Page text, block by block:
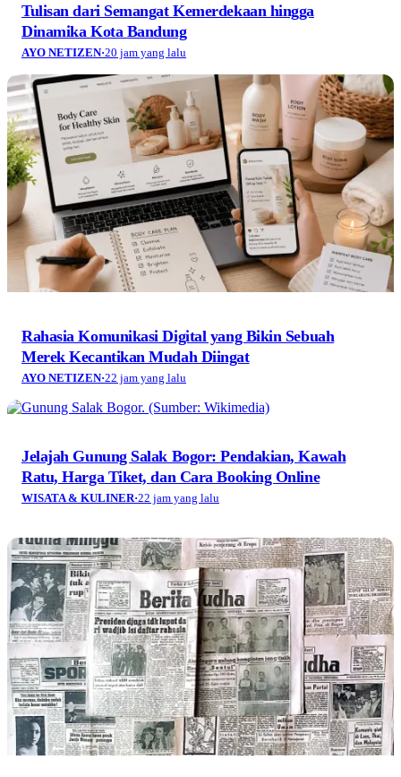
Tulisan dari Semangat Kemerdekaan hingga
Dinamika Kota Bandung
AYO NETIZEN·20 jam yang lalu
Rahasia Komunikasi Digital yang Bikin Sebuah
Merek Kecantikan Mudah Diingat
AYO NETIZEN·22 jam yang lalu
Jelajah Gunung Salak Bogor: Pendakian, Kawah
Ratu, Harga Tiket, dan Cara Booking Online
WISATA & KULINER·22 jam yang lalu